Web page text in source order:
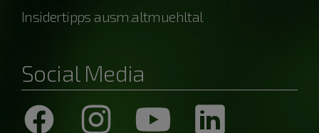
Insidertipps ausm.altmuehltal
Social Media